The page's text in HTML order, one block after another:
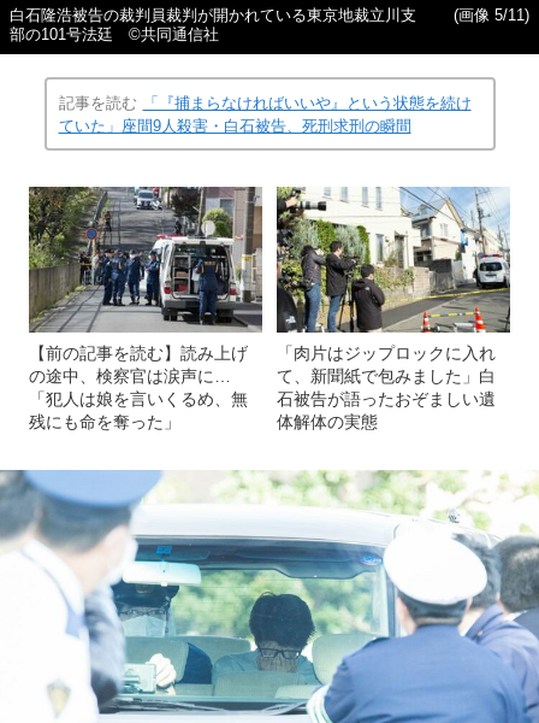
白石隆浩被告の裁判員裁判が開かれている東京地裁立川支
部の101号法廷 ©共同通信社
(画像 5/11)
記事を読む
「『捕まらなければいいや』という状態を続け
ていた」座間9人殺害・白石被告、死刑求刑の瞬間
【前の記事を読む】読み上げ
の途中、検察官は涙声に…
「犯人は娘を言いくるめ、無
残にも命を奪った」
「肉片はジップロックに入れ
て、新聞紙で包みました」白
石被告が語ったおぞましい遺
体解体の実態